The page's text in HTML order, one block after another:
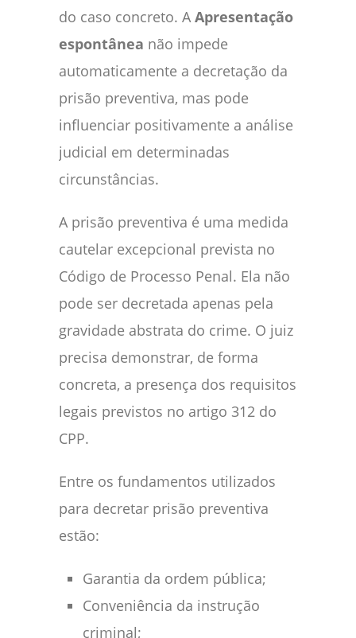
do caso concreto. A Apresentação
espontânea não impede
automaticamente a decretação da
prisão preventiva, mas pode
influenciar positivamente a análise
judicial em determinadas
circunstâncias.
A prisão preventiva é uma medida
cautelar excepcional prevista no
Código de Processo Penal. Ela não
pode ser decretada apenas pela
gravidade abstrata do crime. O juiz
precisa demonstrar, de forma
concreta, a presença dos requisitos
legais previstos no artigo 312 do
CPP.
Entre os fundamentos utilizados
para decretar prisão preventiva
estão:
Garantia da ordem pública;
Conveniência da instrução
criminal;